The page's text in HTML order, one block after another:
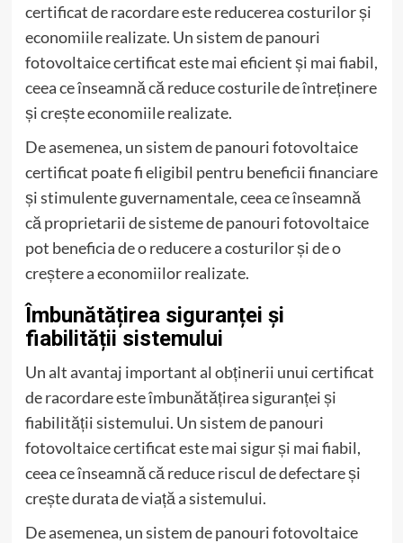
certificat de racordare este reducerea costurilor și
economiile realizate. Un sistem de panouri
fotovoltaice certificat este mai eficient și mai fiabil,
ceea ce înseamnă că reduce costurile de întreținere
și crește economiile realizate.
De asemenea, un sistem de panouri fotovoltaice
certificat poate fi eligibil pentru beneficii financiare
și stimulente guvernamentale, ceea ce înseamnă
că proprietarii de sisteme de panouri fotovoltaice
pot beneficia de o reducere a costurilor și de o
creștere a economiilor realizate.
Îmbunătățirea siguranței și
fiabilității sistemului
Un alt avantaj important al obținerii unui certificat
de racordare este îmbunătățirea siguranței și
fiabilității sistemului. Un sistem de panouri
fotovoltaice certificat este mai sigur și mai fiabil,
ceea ce înseamnă că reduce riscul de defectare și
crește durata de viață a sistemului.
De asemenea, un sistem de panouri fotovoltaice